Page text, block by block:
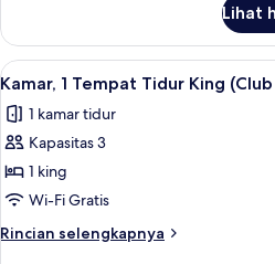
(Club
Access,
Backwater
View)
Kamar,
Tempat
Twin
(Club
Backwater
View)
Lihat
Lihat
semua
foto
untuk
Kamar,
1
Tempat
Tidur
4
Kamar, 1 Tempat Tidur King
1 kamar tidur
Kapasitas 3
1 king
Wi-Fi Gratis
Rincian selengkapnya
Rincian